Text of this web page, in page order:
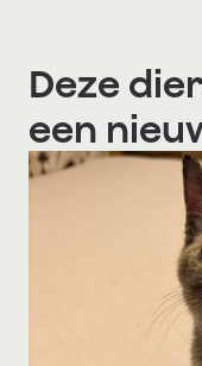
Deze
een